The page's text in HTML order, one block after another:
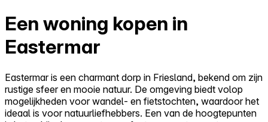
Een woning kopen in
Eastermar
Eastermar is een charmant dorp in Friesland, bekend om zijn
rustige sfeer en mooie natuur. De omgeving biedt volop
mogelijkheden voor wandel- en fietstochten, waardoor het
ideaal is voor natuurliefhebbers. Een van de hoogtepunten